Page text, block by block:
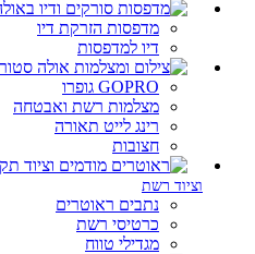
מדפסות הזרקת דיו
דיו למדפסות
GOPRO גופרו
מצלמות רשת ואבטחה
רינג לייט תאורה
חצובות
וציוד רשת
נתבים ראוטרים
כרטיסי רשת
מגדילי טווח